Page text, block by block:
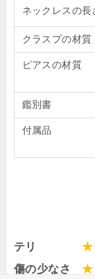
ネックレスの長
クラスプの材質
ピアスの材質
鑑別書
付属品
テリ
傷の少なさ